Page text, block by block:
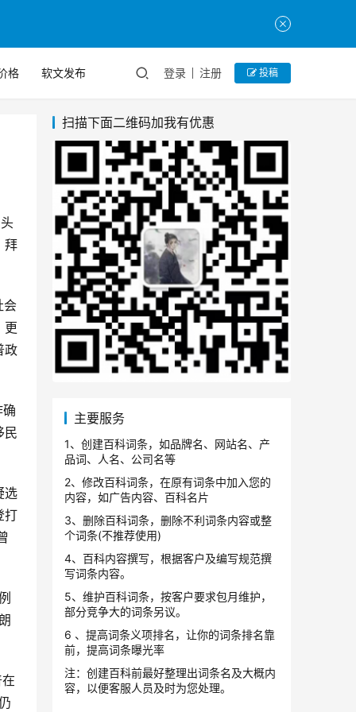
格 软文发布 登录 注册 投稿
拜
更
政
民
打
扫描下面二维码加我有优惠
主要服务
1、创建百科词条，如品牌名、网站名、产
品词、人名、公司名等
2、修改百科词条，在原有词条中加入您的
内容，如广告内容、百科名片
3、删除百科词条，删除不利词条内容或整
个词条(不推荐使用)
4、百科内容撰写，根据客户及编写规范撰
写词条内容。
5、维护百科词条，按客户要求包月维护，
部分竞争大的词条另议。
6 、提高词条义项排名，让你的词条排名靠
前，提高词条曝光率
注：创建百科前最好整理出词条名及大概内
容，以便客服人员及时为您处理。